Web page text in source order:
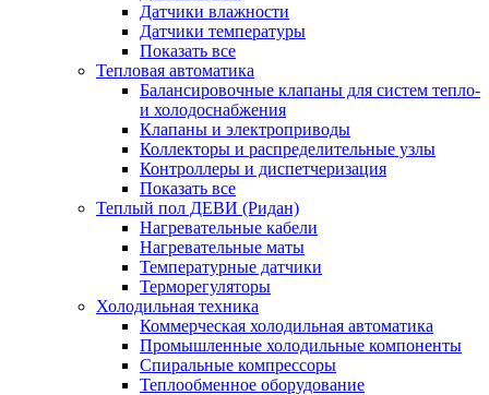
Датчики влажности
Датчики температуры
Показать все
Тепловая автоматика
Балансировочные клапаны для систем тепло-
и холодоснабжения
Клапаны и электроприводы
Коллекторы и распределительные узлы
Контроллеры и диспетчеризация
Показать все
Теплый пол ДЕВИ (Ридан)
Нагревательные кабели
Нагревательные маты
Температурные датчики
Терморегуляторы
Холодильная техника
Коммерческая холодильная автоматика
Промышленные холодильные компоненты
Спиральные компрессоры
Теплообменное оборудование